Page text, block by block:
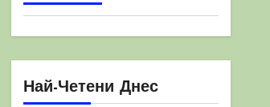
Най-Четени Днес